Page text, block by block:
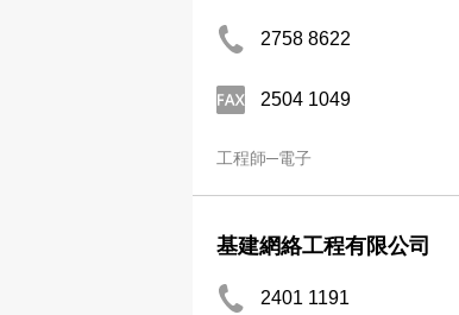
2758 8622
2504 1049
工程師─電子
基建網絡工程有限公司
2401 1191